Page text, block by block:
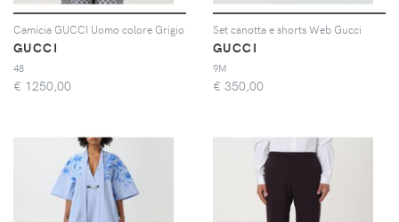
Camicia GUCCI Uomo colore Grigio
GUCCI
48
€ 1250,00
Set canotta e shorts Web Gucci
GUCCI
9M
€ 350,00